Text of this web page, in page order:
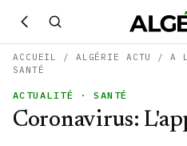
ACCUEIL / ALGÉRIE ACTU /A
SANTÉ
ACTUALITÉ · SANTÉ
Coronavirus: